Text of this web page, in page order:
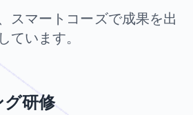
スマートコーズで成果を出
しています。
研修